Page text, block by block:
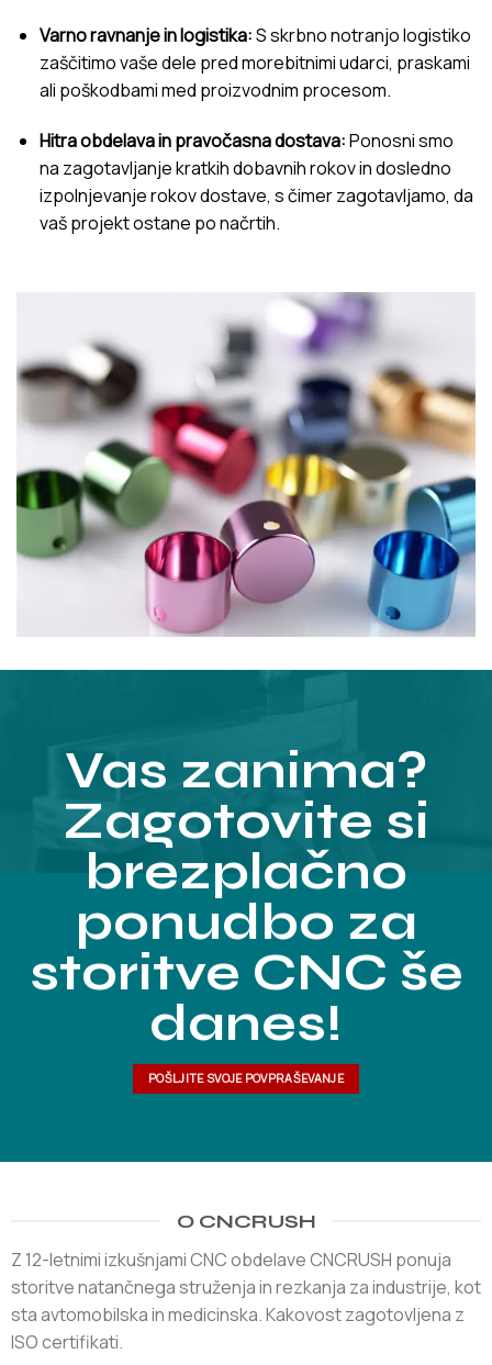
Varno ravnanje in logistika:S skrbno notranjo logistiko
zaščitimo vaše dele pred morebitnimi udarci, praskami
ali poškodbami med proizvodnim procesom.
Hitra obdelava in pravočasna dostava:Ponosni smo
na zagotavljanje kratkih dobavnih rokov in dosledno
izpolnjevanje rokov dostave, s čimer zagotavljamo, da
vaš projekt ostane po načrtih.
Vas zanima?
Zagotovite si
brezplačno
ponudbo za
storitve CNC še
danes!
POŠLJITE SVOJE POVPRAŠEVANJE
O CNCRUSH
Z 12-letnimi izkušnjami CNC obdelave CNCRUSH ponuja
storitve natančnega struženja in rezkanja za industrije, kot
sta avtomobilska in medicinska. Kakovost zagotovljena z
ISO certifikati.